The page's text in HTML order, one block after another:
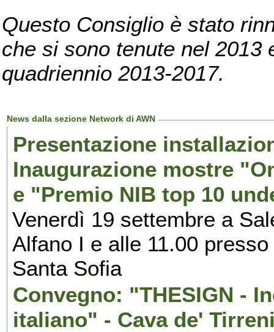
Questo Consiglio è stato
che si sono tenute nel 2013
quadriennio 2013-2017.
News dalla sezione Network di AWN
Presentazione
Inaugurazione mostre
e "Premio NIB top 10
Venerdì 19 settembre a
Alfano I e alle 11.00
Santa Sofia
Convegno: "THESIGN -
italiano" - Cava de'